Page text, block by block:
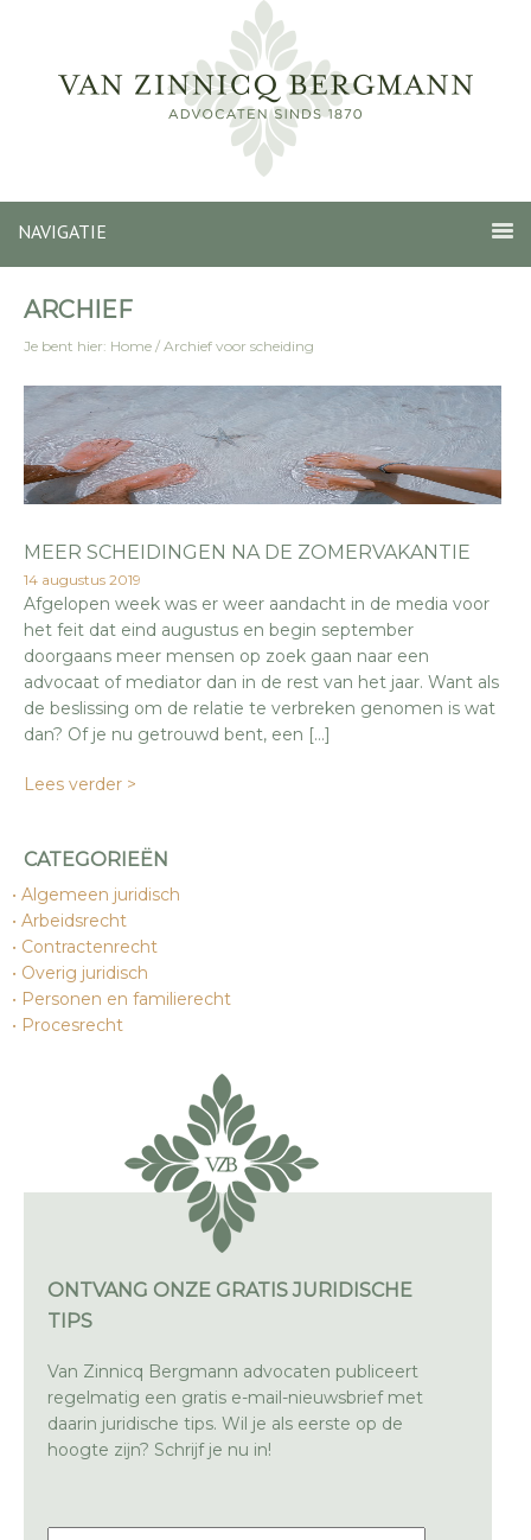
NAVIGATIE
ARCHIEF
Je bent hier: Home / Archief voor scheiding
MEER SCHEIDINGEN NA DE ZOMERVAKANTIE
14 augustus 2019
Afgelopen week was er weer aandacht in de media voor
het feit dat eind augustus en begin september
doorgaans meer mensen op zoek gaan naar een
advocaat of mediator dan in de rest van het jaar. Want als
de beslissing om de relatie te verbreken genomen is wat
dan? Of je nu getrouwd bent, een […]
Lees verder >
CATEGORIEËN
Algemeen juridisch
Arbeidsrecht
Contractenrecht
Overig juridisch
Personen en familierecht
Procesrecht
ONTVANG ONZE GRATIS JURIDISCHE
TIPS
Van Zinnicq Bergmann advocaten publiceert
regelmatig een gratis e-mail-nieuwsbrief met
daarin juridische tips. Wil je als eerste op de
hoogte zijn? Schrijf je nu in!